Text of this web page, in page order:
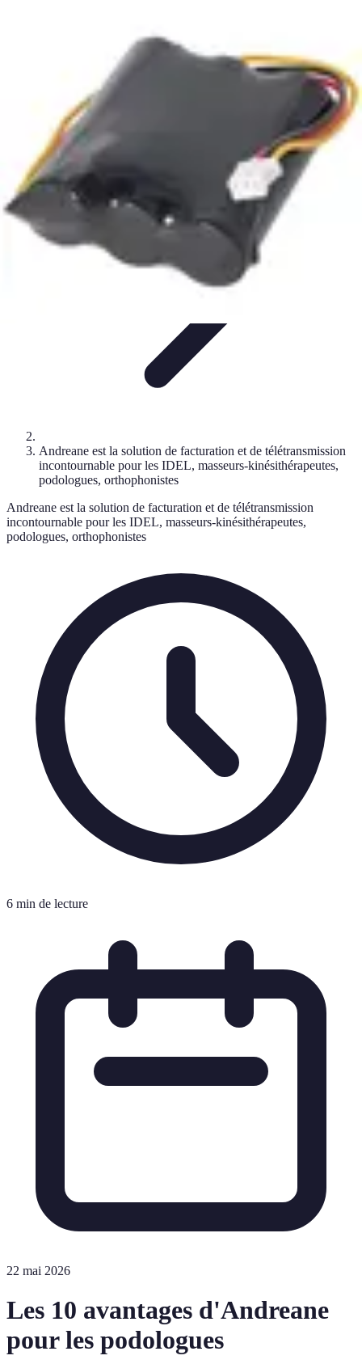
incontournable pour les IDEL, masseurs-kinésithérapeutes,
Facturation TélétransmissionTendances
Commerce Local
Andreane est la solution de facturation et de télétransmission
incontournable pour les IDEL, masseurs-kinésithérapeutes,
podologues, orthophonistes
Andreane est la solution de facturation et de télétransmission
incontournable pour les IDEL, masseurs-kinésithérapeutes,
podologues, orthophonistes
6 min de lecture
22 mai 2026
Les 10 avantages d'Andreane
pour les podologues